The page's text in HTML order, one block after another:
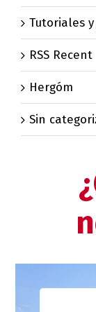
Tutoriales
RSS Recent
Hergóm
Sin